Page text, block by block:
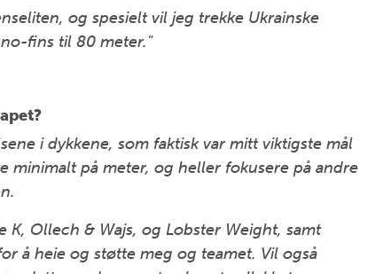
og spesielt vil jeg trekke Ukrainske
fins til 80 meter."
i dykkene, som faktisk var mitt viktigste mål
minimalt på meter, og heller fokusere på andre
Ollech & Wajs, og Lobster Weight, samt
å heie og støtte meg og teamet. Vil også